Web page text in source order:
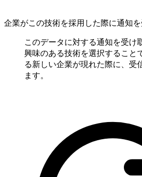
企業がこの技術を採用した際に通知
このデータに対する通知を受け
興味のある技術を選択すること
る新しい企業が現れた際に、受
ます。